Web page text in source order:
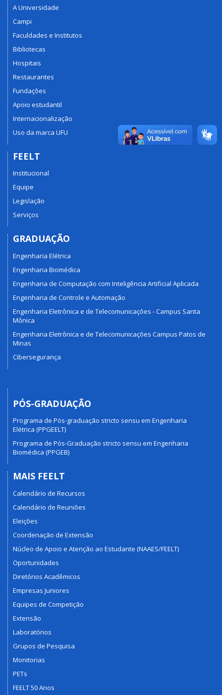
A Universidade
Campi
Faculdades e Institutos
Bibliotecas
Hospitais
Restaurantes
Fundações
Apoio estudantil
Internacionalização
Uso da marca UFU
FEELT
Institucional
Equipe
Legislação
Serviços
GRADUAÇÃO
Engenharia Elétrica
Engenharia Biomédica
Engenharia de Computação com Inteligência Artificial Aplicada
Engenharia de Controle e Automação
Engenharia Eletrônica e de Telecomunicações - Campus Santa
Mônica
Engenharia Eletrônica e de Telecomunicações Campus Patos de
Minas
Cibersegurança
PÓS-GRADUAÇÃO
Programa de Pós-graduação stricto sensu em Engenharia
Elétrica (PPGEELT)
Programa de Pós-Graduação stricto sensu em Engenharia
Biomédica (PPGEB)
MAIS FEELT
Calendário de Recursos
Calendário de Reuniões
Eleições
Coordenação de Extensão
Núcleo de Apoio e Atenção ao Estudante (NAAES/FEELT)
Oportunidades
Diretórios Acadêmicos
Empresas Juniores
Equipes de Competição
Extensão
Laboratórios
Grupos de Pesquisa
Monitorias
PETs
FEELT 50 Anos